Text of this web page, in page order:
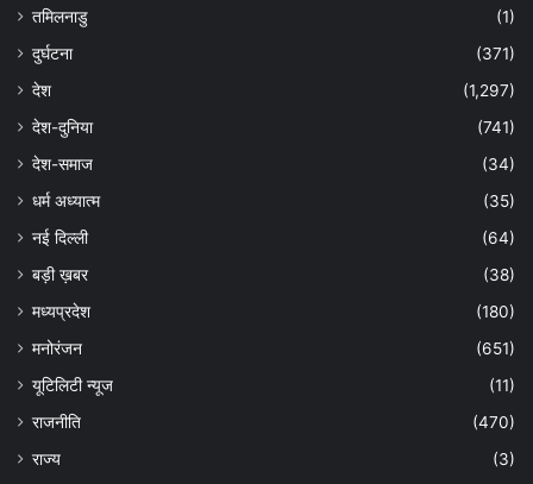
तमिलनाडु
(1)
दुर्घटना
(371)
देश
(1,297)
देश-दुनिया
(741)
देश-समाज
(34)
धर्म अध्यात्म
(35)
नई दिल्ली
(64)
बड़ी ख़बर
(38)
मध्यप्रदेश
(180)
मनोरंजन
(651)
यूटिलिटी न्यूज
(11)
राजनीति
(470)
राज्य
(3)